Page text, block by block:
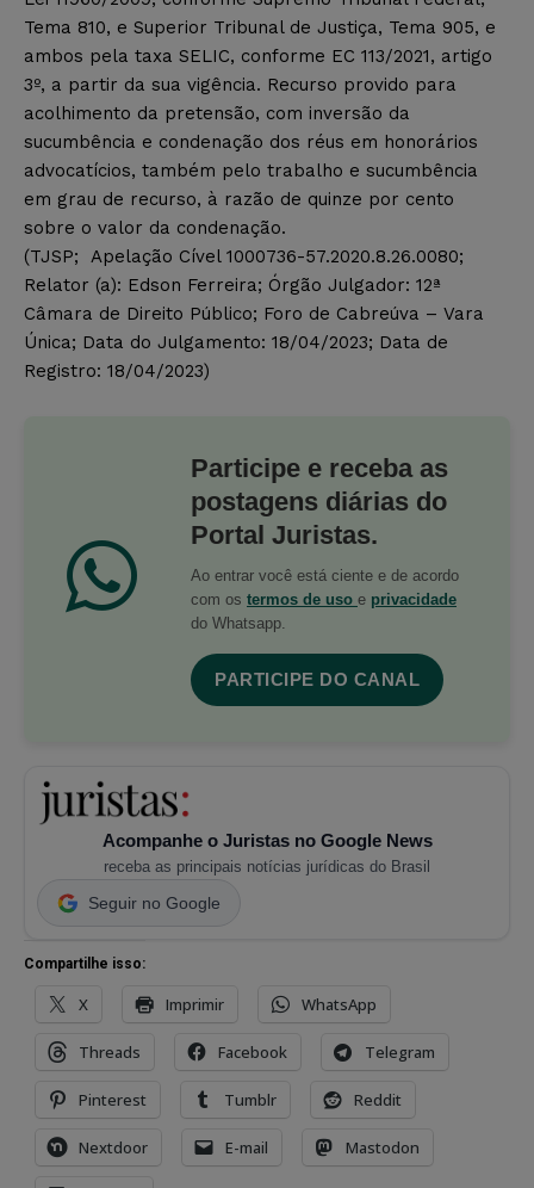
Tema 810, e Superior Tribunal de Justiça, Tema 905, e
ambos pela taxa SELIC, conforme EC 113/2021, artigo
3º, a partir da sua vigência. Recurso provido para
acolhimento da pretensão, com inversão da
sucumbência e condenação dos réus em honorários
advocatícios, também pelo trabalho e sucumbência
em grau de recurso, à razão de quinze por cento
sobre o valor da condenação.
(TJSP; Apelação Cível 1000736-57.2020.8.26.0080;
Relator (a): Edson Ferreira; Órgão Julgador: 12ª
Câmara de Direito Público; Foro de Cabreúva – Vara
Única; Data do Julgamento: 18/04/2023; Data de
Registro: 18/04/2023)
Participe e receba as
postagens diárias do
Portal Juristas.
Ao entrar você está ciente e de acordo
com os termos de uso e privacidade
do Whatsapp.
PARTICIPE DO CANAL
Acompanhe o Juristas no Google News
receba as principais notícias jurídicas do Brasil
Seguir no Google
Compartilhe isso:
X Imprimir WhatsApp
Threads Facebook Telegram
Pinterest Tumblr Reddit
Nextdoor E-mail Mastodon